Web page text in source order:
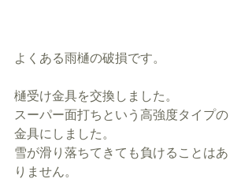
よくある雨樋の破損です。
樋受け金具を交換しました。
スーパー面打ちという高強度タイプの
金具にしました。
雪が滑り落ちてきても負けることはあ
りません。